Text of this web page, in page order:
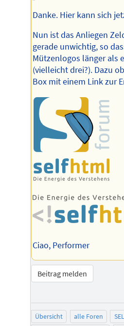
Danke. Hier kann sich
Nun ist das Anliegen
gerade unwichtig, so
Mützenlogos länger als
(vielleicht drei?). Dazu
Box mit einem Link zur
Ciao, Performer
Beitrag melden
Übersicht alle Foren